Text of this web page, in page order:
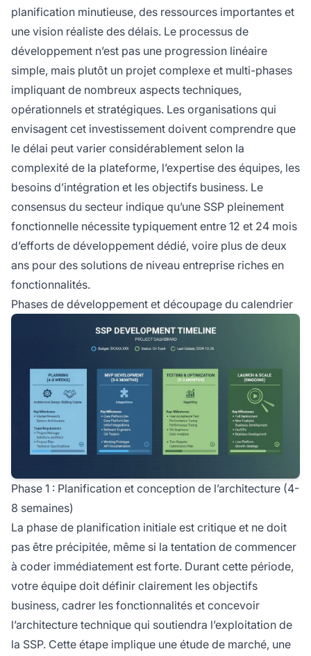
planification minutieuse, des ressources importantes et
une vision réaliste des délais. Le processus de
développement n’est pas une progression linéaire
simple, mais plutôt un projet complexe et multi-phases
impliquant de nombreux aspects techniques,
opérationnels et stratégiques. Les organisations qui
envisagent cet investissement doivent comprendre que
le délai peut varier considérablement selon la
complexité de la plateforme, l’expertise des équipes, les
besoins d’intégration et les objectifs business. Le
consensus du secteur indique qu’une SSP pleinement
fonctionnelle nécessite typiquement entre 12 et 24 mois
d’efforts de développement dédié, voire plus de deux
ans pour des solutions de niveau entreprise riches en
fonctionnalités.
Phases de développement et découpage du calendrier
Phase 1 : Planification et conception de l’architecture (4-
8 semaines)
La phase de planification initiale est critique et ne doit
pas être précipitée, même si la tentation de commencer
à coder immédiatement est forte. Durant cette période,
votre équipe doit définir clairement les objectifs
business, cadrer les fonctionnalités et concevoir
l’architecture technique qui soutiendra l’exploitation de
la SSP. Cette étape implique une étude de marché, une